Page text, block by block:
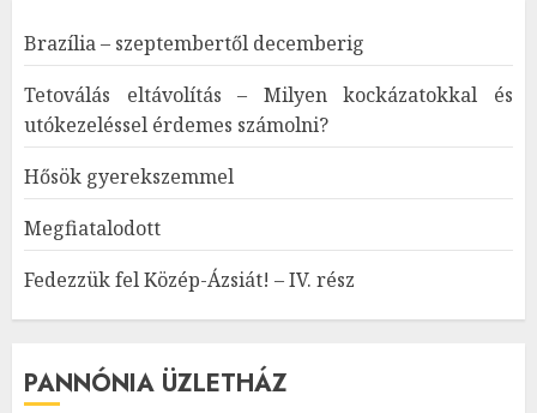
Brazília – szeptembertől decemberig
Tetoválás eltávolítás – Milyen kockázatokkal és
utókezeléssel érdemes számolni?
Hősök gyerekszemmel
Megfiatalodott
Fedezzük fel Közép-Ázsiát! – IV. rész
PANNÓNIA ÜZLETHÁZ